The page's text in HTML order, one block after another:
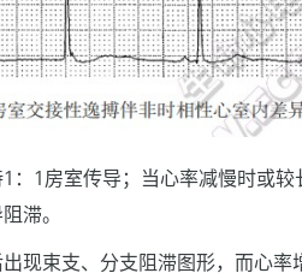
1房室传导；当心率减慢时或较
滞。
现束支、分支阻滞图形，而心率